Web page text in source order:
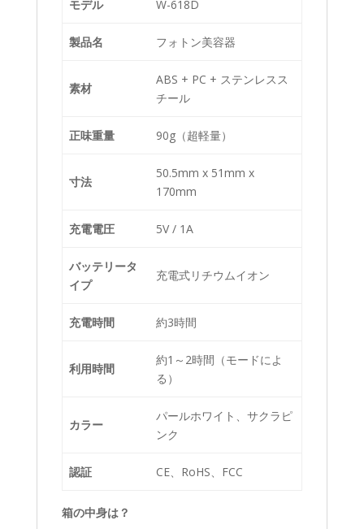
モデル W-618D
製品名 フォトン美容器
素材
ABS + PC + ステンレスス
チール
正味重量 90g（超軽量）
寸法
50.5mm x 51mm x
170mm
充電電圧 5V / 1A
バッテリータ
イプ
充電式リチウムイオン
充電時間 約3時間
利用時間
約1～2時間（モードによ
る）
カラー
パールホワイト、サクラピ
ンク
認証 CE、RoHS、FCC
箱の中身は？